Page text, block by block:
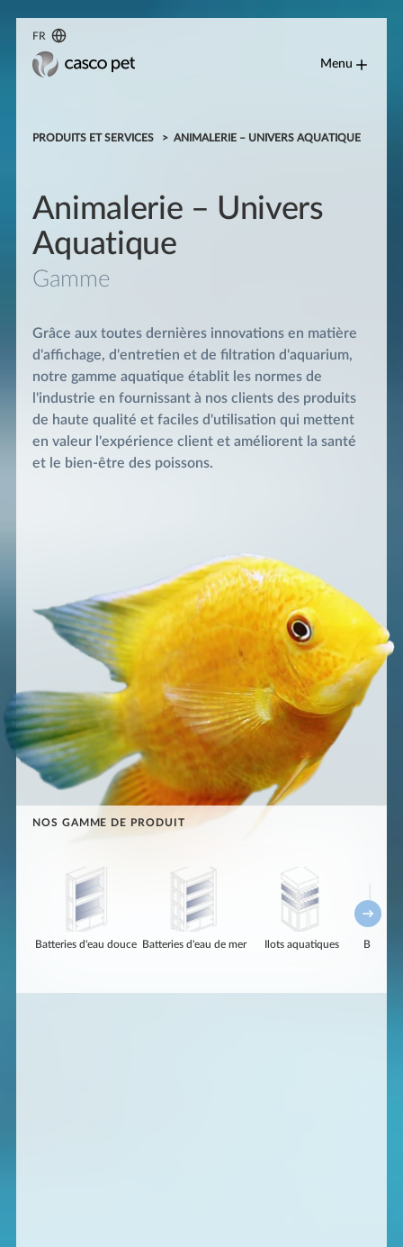
FR
Menu
PRODUITS ET SERVICES ANIMALERIE – UNIVERS AQUATIQUE
Animalerie – Univers
Aquatique
Gamme
Grâce aux toutes dernières innovations en matière
d'affichage, d'entretien et de filtration d'aquarium,
notre gamme aquatique établit les normes de
l'industrie en fournissant à nos clients des produits
de haute qualité et faciles d'utilisation qui mettent
en valeur l'expérience client et améliorent la santé
et le bien-être des poissons.
NOS GAMME DE PRODUIT
Batteries d'eau douce Batteries d'eau de mer Ilots aquatiques